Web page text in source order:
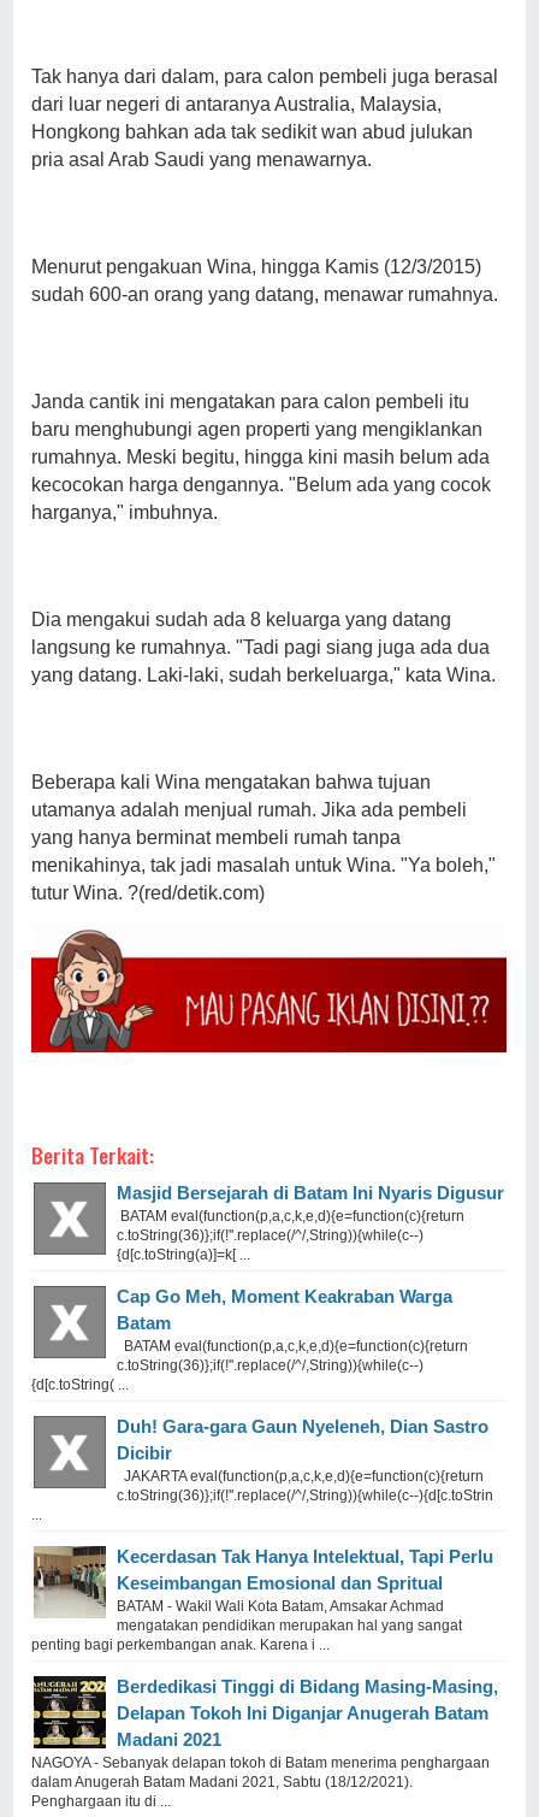
Tak hanya dari dalam, para calon pembeli juga berasal
dari luar negeri di antaranya Australia, Malaysia,
Hongkong bahkan ada tak sedikit wan abud julukan
pria asal Arab Saudi yang menawarnya.
Menurut pengakuan Wina, hingga Kamis (12/3/2015)
sudah 600-an orang yang datang, menawar rumahnya.
Janda cantik ini mengatakan para calon pembeli itu
baru menghubungi agen properti yang mengiklankan
rumahnya. Meski begitu, hingga kini masih belum ada
kecocokan harga dengannya. "Belum ada yang cocok
harganya," imbuhnya.
Dia mengakui sudah ada 8 keluarga yang datang
langsung ke rumahnya. "Tadi pagi siang juga ada dua
yang datang. Laki-laki, sudah berkeluarga," kata Wina.
Beberapa kali Wina mengatakan bahwa tujuan
utamanya adalah menjual rumah. Jika ada pembeli
yang hanya berminat membeli rumah tanpa
menikahinya, tak jadi masalah untuk Wina. "Ya boleh,"
tutur Wina. ?(red/detik.com)
Berita Terkait:
Masjid Bersejarah di Batam Ini Nyaris Digusur
BATAM eval(function(p,a,c,k,e,d){e=function(c){return
c.toString(36)};if(!''.replace(/^/,String)){while(c--)
{d[c.toString(a)]=k[ ...
Cap Go Meh, Moment Keakraban Warga
Batam
BATAM eval(function(p,a,c,k,e,d){e=function(c){return
c.toString(36)};if(!''.replace(/^/,String)){while(c--)
{d[c.toString( ...
Duh! Gara-gara Gaun Nyeleneh, Dian Sastro
Dicibir
JAKARTA eval(function(p,a,c,k,e,d){e=function(c){return
c.toString(36)};if(!''.replace(/^/,String)){while(c--){d[c.toStrin
...
Kecerdasan Tak Hanya Intelektual, Tapi Perlu
Keseimbangan Emosional dan Spritual
BATAM - Wakil Wali Kota Batam, Amsakar Achmad
mengatakan pendidikan merupakan hal yang sangat
penting bagi perkembangan anak. Karena i ...
Berdedikasi Tinggi di Bidang Masing-Masing,
Delapan Tokoh Ini Diganjar Anugerah Batam
Madani 2021
NAGOYA - Sebanyak delapan tokoh di Batam menerima penghargaan
dalam Anugerah Batam Madani 2021, Sabtu (18/12/2021).
Penghargaan itu di ...